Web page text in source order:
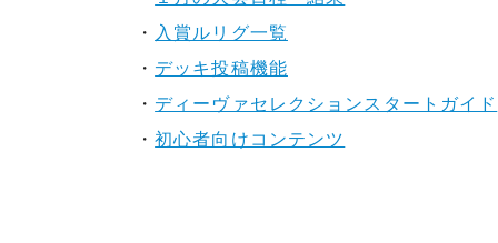
・ 入賞ルリグ一覧
・ デッキ投稿機能
・ ディーヴァセレクションスタートガイド
・初心者向けコンテンツ